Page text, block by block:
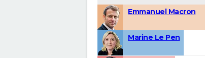
Emmanuel Macron
Marine Le Pen